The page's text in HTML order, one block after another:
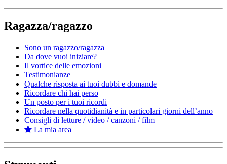
Ragazza/ragazzo
Sono un ragazzo/ragazza
Da dove vuoi iniziare?
Il vortice delle emozioni
Testimonianze
Qualche risposta ai tuoi dubbi e domande
Ricordare chi hai perso
Un posto per i tuoi ricordi
Ricordare nella quotidianità e in particolari giorni dell’anno
Consigli di letture / video / canzoni / film
La mia area